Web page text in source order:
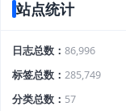
站点统计
日志总数 86,996
标签总数
285,749
分类总数
57